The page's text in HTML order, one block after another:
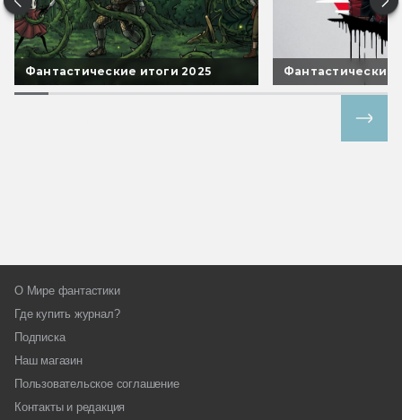
Фантастические итоги 2025 Фантастические
О Мире фантастики
Где купить журнал?
Подписка
Наш магазин
Пользовательское соглашение
Контакты и редакция